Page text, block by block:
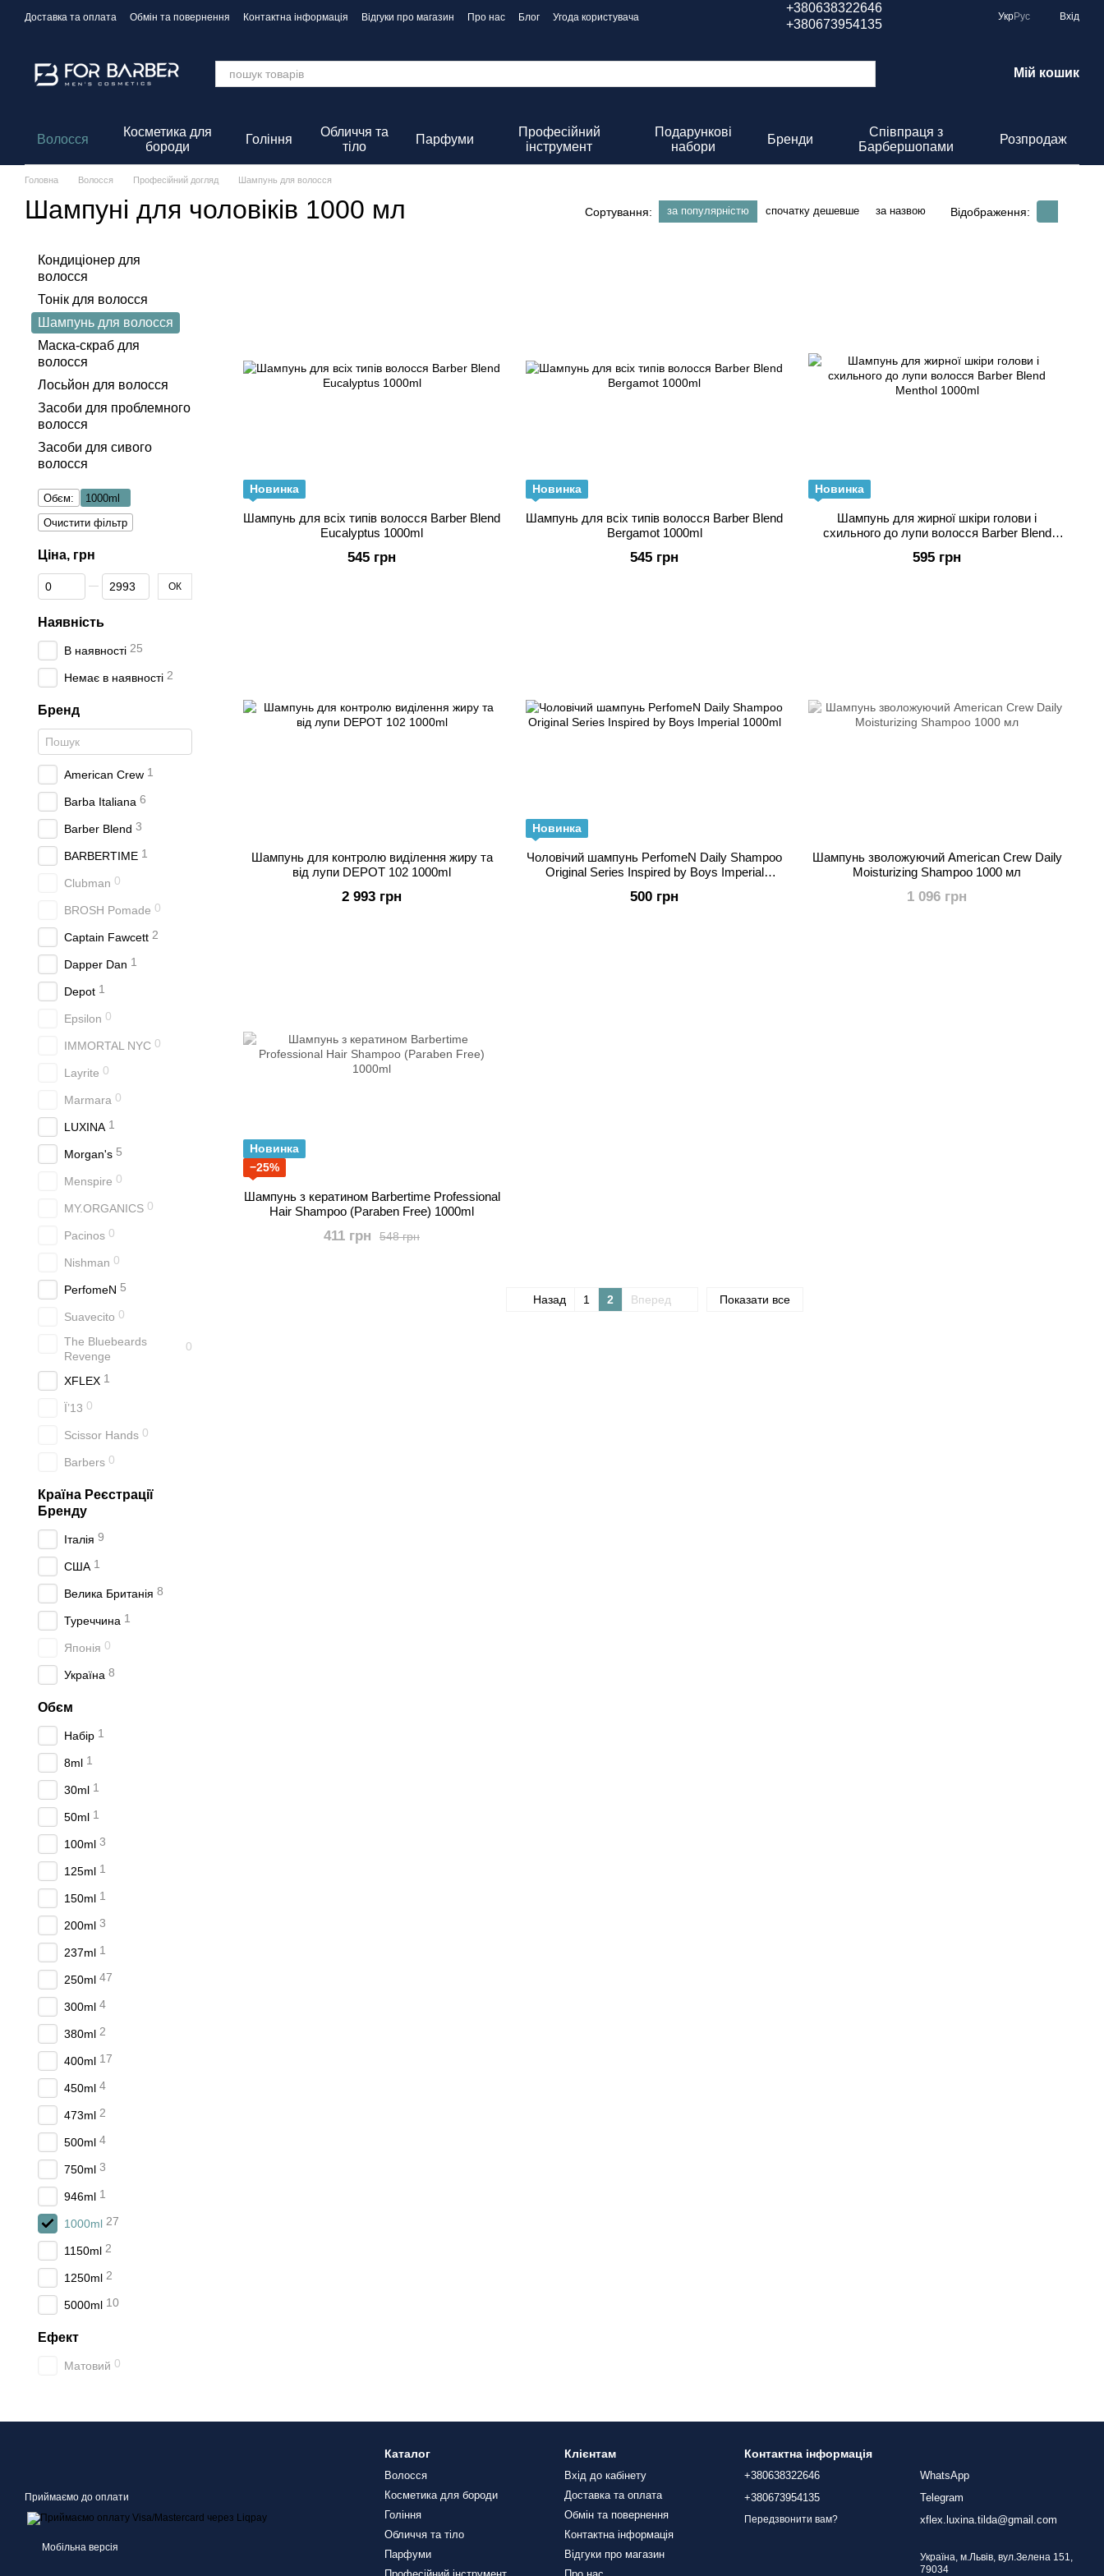
Перейти до основного контенту
Доставка та оплата Обмін та повернення Контактна інформація Відгуки про магазин Про нас Блог
Угода користувача
+380638322646
+380673954135
УкрРус Вхід
Мій кошик
Волосся
Косметика для
бороди
Гоління
Обличчя та
тіло
Парфуми
Професійний
інструмент
Подарункові
набори
Бренди
Співпраця з
Барбершопами
Розпродаж
Головна Волосся Професійний догляд Шампунь для волосся
Шампуні для чоловіків 1000 мл Сортування: за популярністю спочатку дешевше за назвою Відображення:
Новинка
Шампунь для всіх типів волосся Barber Blend
Eucalyptus 1000ml
545 грн
Новинка
Шампунь для всіх типів волосся Barber Blend
Bergamot 1000ml
545 грн
Новинка
Шампунь для жирної шкіри голови і
схильного до лупи волосся Barber Blend
595 грн
Шампунь для контролю виділення жиру та
від лупи DEPOT 102 1000ml
2 993 грн
Новинка
Чоловічий шампунь PerfomeN Daily Shampoo
Original Series Inspired by Boys Imperial
500 грн
Шампунь зволожуючий American Crew Daily
Moisturizing Shampoo 1000 мл
1 096 грн
Новинка
−25%
Шампунь з кератином Barbertime Professional
Hair Shampoo (Paraben Free) 1000ml
548 грн
411 грн
Назад 1 2 Вперед Показати все
Кондиціонер для
волосся
Тонік для волосся
Шампунь для волосся
Маска-скраб для
волосся
Лосьйон для волосся
Засоби для проблемного
волосся
Засоби для сивого
волосся
Обєм:
1000ml
Очистити фільтр
Ціна, грн
Від Ціна, грн
До Ціна, грн ОК
Наявність
В наявності 25
Немає в наявності 2
Бренд
American Crew 1
Barba Italiana 6
Barber Blend 3
BARBERTIME 1
Clubman 0
BROSH Pomade 0
Captain Fawcett 2
Dapper Dan 1
Depot 1
Epsilon 0
IMMORTAL NYC 0
Layrite 0
Marmara 0
LUXINA 1
Morgan's 5
Menspire 0
MY.ORGANICS 0
Pacinos 0
Nishman 0
PerfomeN 5
Suavecito 0
The Bluebeards
Revenge
0
XFLEX 1
Ї’13 0
Scissor Hands 0
Barbers 0
Країна Реєстрації
Бренду
Італія 9
США 1
Велика Британія 8
Туреччина 1
Японія 0
Україна 8
Обєм
Набір 1
8ml 1
30ml 1
50ml 1
100ml 3
125ml 1
150ml 1
200ml 3
237ml 1
250ml 47
300ml 4
380ml 2
400ml 17
450ml 4
473ml 2
500ml 4
750ml 3
946ml 1
1000ml 27
1150ml 2
1250ml 2
5000ml 10
Ефект
Матовий 0
Приймаємо до оплати
Мобільна версія
Каталог
Волосся
Косметика для бороди
Гоління
Обличчя та тіло
Парфуми
Клієнтам
Вхід до кабінету
Доставка та оплата
Обмін та повернення
Контактна інформація
Відгуки про магазин
Контактна інформація
+380638322646
+380673954135
Передзвонити вам?
WhatsApp
Telegram
xflex.luxina.tilda@gmail.com
Україна, м.Львів, вул.Зелена 151,
79034